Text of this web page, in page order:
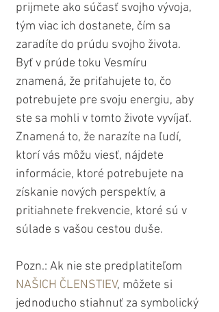
prijmete ako súčasť svojho vývoja,
tým viac ich dostanete, čím sa
zaradíte do prúdu svojho života.
Byť v prúde toku Vesmíru
znamená, že priťahujete to, čo
potrebujete pre svoju energiu, aby
ste sa mohli v tomto živote vyvíjať.
Znamená to, že narazíte na ľudí,
ktorí vás môžu viesť, nájdete
informácie, ktoré potrebujete na
získanie nových perspektív, a
pritiahnete frekvencie, ktoré sú v
súlade s vašou cestou duše.
Pozn.: Ak nie ste predplatiteľom
NAŠICH ČLENSTIEV, môžete si
jednoducho stiahnuť za symbolický